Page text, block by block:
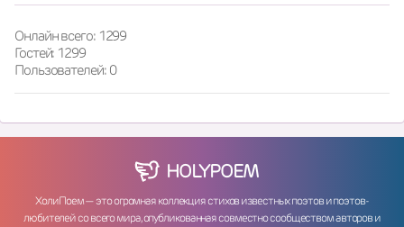
Онлайн всего: 1299
Гостей: 1299
Пользователей: 0
HOLYPOEM
ХолиПоем — это огромная коллекция стихов известных поэтов и поэтов-
любителей со всего мира, опубликованная совместно сообществом авторов и